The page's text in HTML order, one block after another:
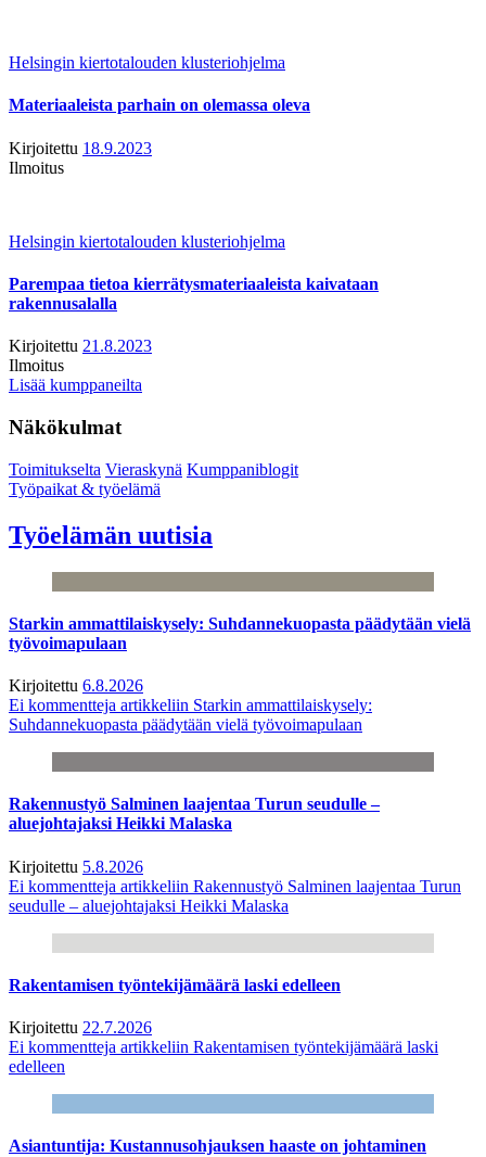
Helsingin kiertotalouden klusteriohjelma
Materiaaleista parhain on olemassa oleva
Kirjoitettu 18.9.2023
Ilmoitus
Helsingin kiertotalouden klusteriohjelma
Parempaa tietoa kierrätysmateriaaleista kaivataan
rakennusalalla
Kirjoitettu 21.8.2023
Ilmoitus
Lisää kumppaneilta
Näkökulmat
Toimitukselta Vieraskynä Kumppaniblogit
Työpaikat & työelämä
Työelämän uutisia
Starkin ammattilaiskysely: Suhdannekuopasta päädytään vielä
työvoimapulaan
Kirjoitettu 6.8.2026
Ei kommentteja artikkeliin Starkin ammattilaiskysely:
Suhdannekuopasta päädytään vielä työvoimapulaan
Rakennustyö Salminen laajentaa Turun seudulle –
aluejohtajaksi Heikki Malaska
Kirjoitettu 5.8.2026
Ei kommentteja artikkeliin Rakennustyö Salminen laajentaa Turun
seudulle – aluejohtajaksi Heikki Malaska
Rakentamisen työntekijämäärä laski edelleen
Kirjoitettu 22.7.2026
Ei kommentteja artikkeliin Rakentamisen työntekijämäärä laski
edelleen
Asiantuntija: Kustannusohjauksen haaste on johtaminen